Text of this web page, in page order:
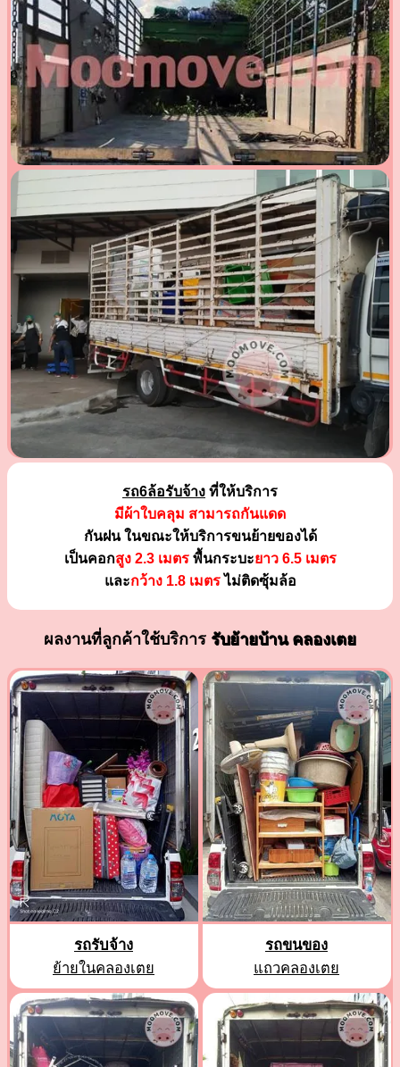
รถ6ล้อรับจ้าง ที่ให้บริการ
มีผ้าใบคลุม สามารถกันแดด
กันฝน ในขณะให้บริการขนย้ายของได้
เป็นคอกสูง 2.3 เมตรพื้นกระบะยาว 6.5 เมตร
และกว้าง 1.8 เมตรไม่ติดซุ้มล้อ
ผลงานที่ลูกค้าใช้บริการ รับย้ายบ้าน คลองเตย
รถรับจ้าง
ย้ายในคลองเตย
รถขนของ
แถวคลองเตย